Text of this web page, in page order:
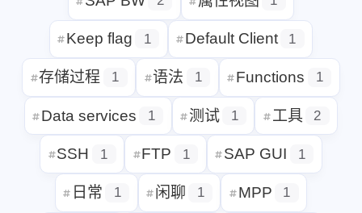
SAP ABAP
SAP BW 2 属性视图 1
Keep flag 1 Default Client
存储过程 1 语法 1 Functions
Data services 1 测试 1